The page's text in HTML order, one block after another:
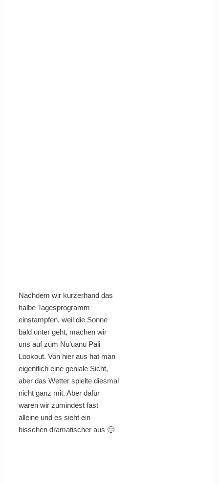
Nachdem wir kurzerhand das
halbe Tagesprogramm
einstampfen, weil die Sonne
bald unter geht, machen wir
uns auf zum Nu‘uanu Pali
Lookout. Von hier aus hat man
eigentlich eine geniale Sicht,
aber das Wetter spielte diesmal
nicht ganz mit. Aber dafür
waren wir zumindest fast
alleine und es sieht ein
bisschen dramatischer aus 🙂